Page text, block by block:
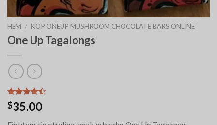
HEM / KÖP ONEUP MUSHROOM CHOCOLATE BARS ONLINE
One Up Tagalongs
Betygsatt
4.40av 5
5
$35.00